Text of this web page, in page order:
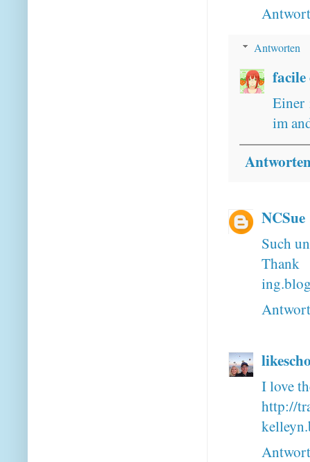
Antworten
facile
Einer
im
NCSue
Such
I love
http://